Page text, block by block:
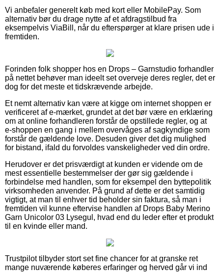
Vi anbefaler generelt køb med kort eller MobilePay. Som
alternativ bør du drage nytte af et afdragstilbud fra
eksempelvis ViaBill, når du efterspørger at klare prisen ude i
fremtiden.
Forinden folk shopper hos en Drops – Garnstudio forhandler
på nettet behøver man ideelt set overveje deres regler, det er
dog for det meste et tidskrævende arbejde.
Et nemt alternativ kan være at kigge om internet shoppen er
verificeret af e-mærket, grundet at det bør være en erklæring
om at online forhandleren forstår de opstillede regler, og at
e-shoppen en gang i mellem overvåges af sagkyndige som
forstår de gældende love. Desuden giver det dig mulighed
for bistand, ifald du forvoldes vanskeligheder ved din ordre.
Herudover er det prisværdigt at kunden er vidende om de
mest essentielle bestemmelser der gør sig gældende i
forbindelse med handlen, som for eksempel den byttepolitik
virksomheden anvender. På grund af dette er det samtidig
vigtigt, at man til enhver tid beholder sin faktura, så man i
fremtiden vil kunne eftervise handlen af Drops Baby Merino
Garn Unicolor 03 Lysegul, hvad end du leder efter et produkt
til en kvinde eller mand.
Trustpilot tilbyder stort set fine chancer for at granske ret
mange nuværende køberes erfaringer og herved går vi ind